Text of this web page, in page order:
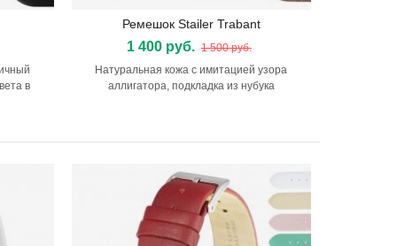
в
Подробнее
Ремешок Stailer Trabant
1 400 руб. 1 500 руб.
Натуральная кожа с имитацией узора
аллигатора, подкладка из нубука